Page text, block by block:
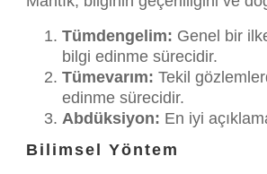
Tümdengelim: Genel bir
bilgi edinme sürecidir.
Tümevarım: Tekil
edinme sürecidir.
Abdüksiyon: En iyi
Bilimsel Yöntem